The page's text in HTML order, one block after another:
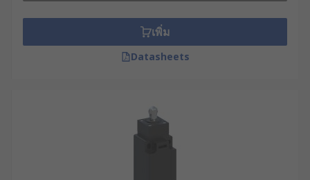
เพิ่ม
Datasheets